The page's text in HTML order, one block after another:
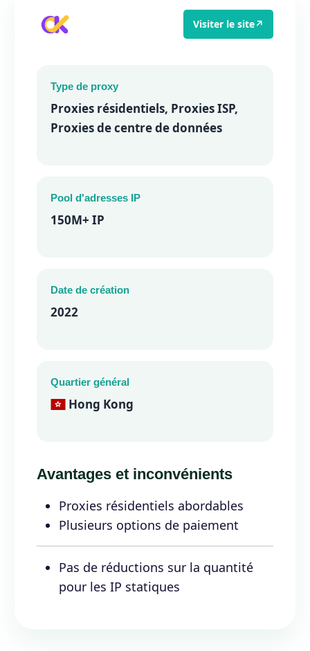
Visiter le site↗
Type de proxy
Proxies résidentiels, Proxies ISP,
Proxies de centre de données
Pool d'adresses IP
150M+ IP
Date de création
2022
Quartier général
Hong Kong
Avantages et inconvénients
Proxies résidentiels abordables
Plusieurs options de paiement
Pas de réductions sur la quantité
pour les IP statiques